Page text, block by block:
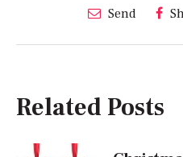
Send
Related Posts